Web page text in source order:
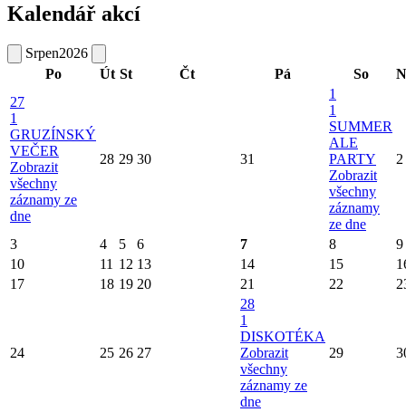
Kalendář akcí
Srpen2026
Po
Út St Čt Pá So
27
1
GRUZÍNSKÝ
VEČER
Zobrazit
všechny
záznamy ze
dne
28 29 30 31
1
1
SUMMER
ALE
PARTY
Zobrazit
všechny
záznamy
ze dne
2
3 4 5 6 7 8
9
10
11 12 13 14 15
17
18 19 20 21 22
24 25 26 27
28
1
DISKOTÉKA
Zobrazit
všechny
záznamy ze
dne
29